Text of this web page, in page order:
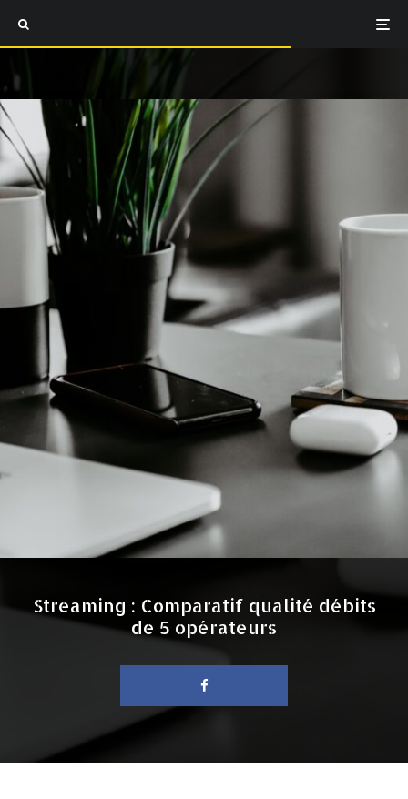
Streaming : Comparatif qualité débits
de 5 opérateurs